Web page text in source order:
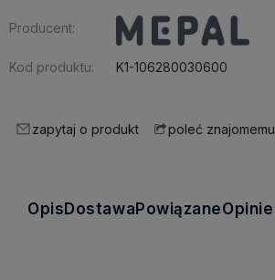
Producent:
Kod produktu: K1-106280030600
zapytaj o produkt poleć znajomemu
OpisDostawaPowiązaneOpinie